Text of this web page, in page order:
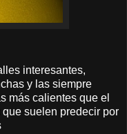
interesantes,
y las siempre
más calientes que el
suelen predecir por